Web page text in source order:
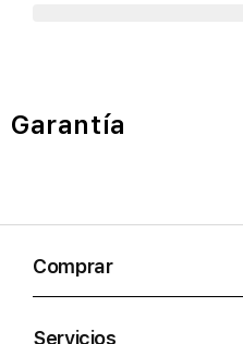
Garantía
Comprar
Servicios